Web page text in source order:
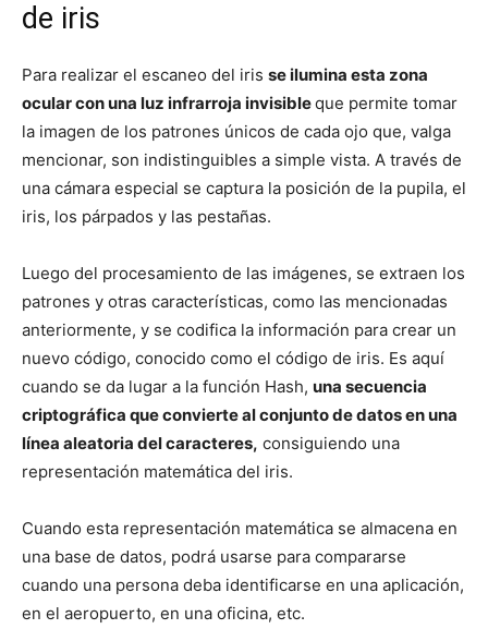
de iris
Para realizar el escaneo del iris se ilumina esta zona
ocular con una luz infrarroja invisibleque permite tomar
la imagen de los patrones únicos de cada ojo que, valga
mencionar, son indistinguibles a simple vista. A través de
una cámara especial se captura la posición de la pupila, el
iris, los párpados y las pestañas.
Luego del procesamiento de las imágenes, se extraen los
patrones y otras características, como las mencionadas
anteriormente, y se codifica la información para crear un
nuevo código, conocido como el código de iris. Es aquí
cuando se da lugar a la función Hash, una secuencia
criptográfica que convierte al conjunto de datos en una
línea aleatoria del caracteres, consiguiendo una
representación matemática del iris.
Cuando esta representación matemática se almacena en
una base de datos, podrá usarse para compararse
cuando una persona deba identificarse en una aplicación,
en el aeropuerto, en una oficina, etc.